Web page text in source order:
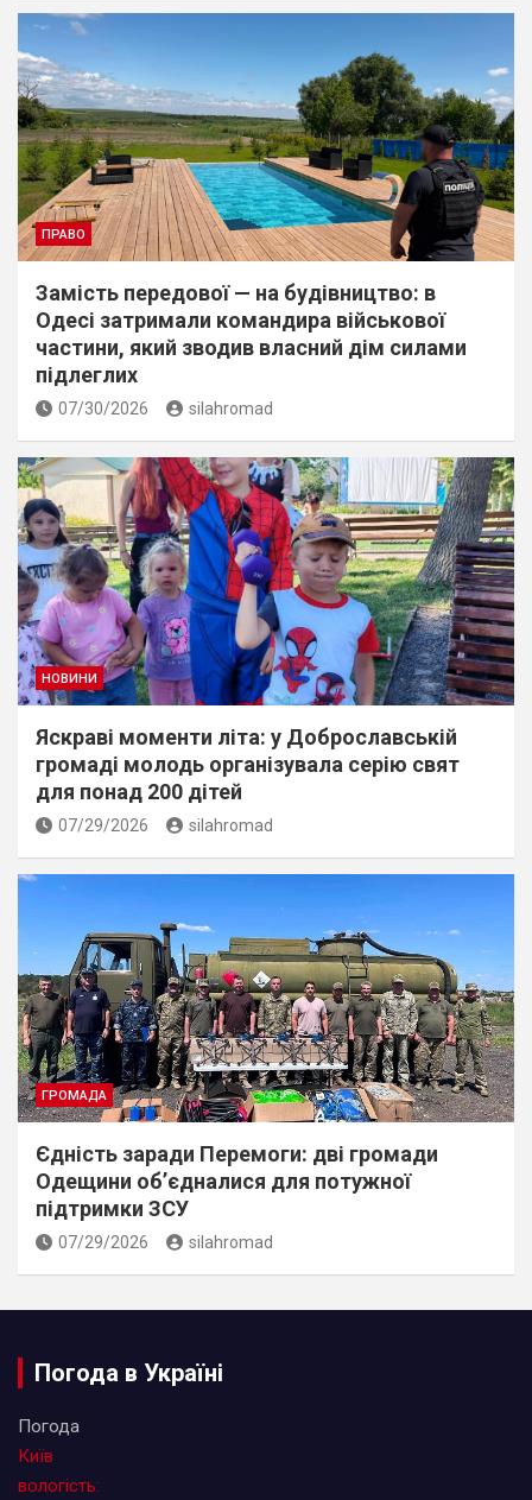
ПРАВО
Замість передової — на будівництво: в
Одесі затримали командира військової
частини, який зводив власний дім силами
підлеглих
07/30/2026 silahromad
НОВИНИ
Яскраві моменти літа: у Доброславській
громаді молодь організувала серію свят
для понад 200 дітей
07/29/2026 silahromad
ГРОМАДА
Єдність заради Перемоги: дві громади
Одещини об’єдналися для потужної
підтримки ЗСУ
07/29/2026 silahromad
Погода в Україні
Погода
Київ
вологість: